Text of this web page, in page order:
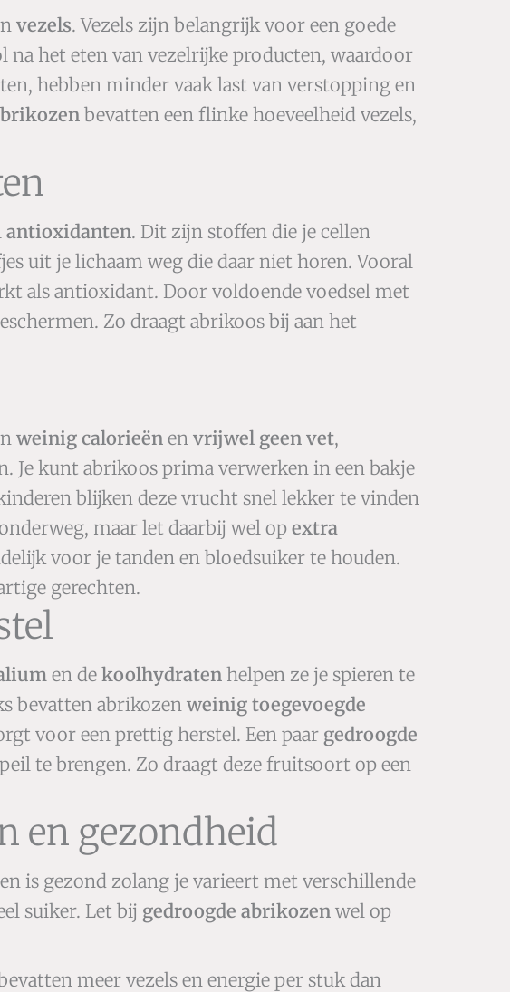
vezels. Vezels zijn belangrijk voor een goede
na het eten van vezelrijke producten, waardoor
hebben minder vaak last van verstopping en
bevatten een flinke hoeveelheid vezels,
antioxidanten. Dit zijn stoffen die je cellen
uit je lichaam weg die daar niet horen. Vooral
als antioxidant. Door voldoende voedsel met
Zo draagt abrikoos bij aan het
weinig calorieën en vrijwel geen vet,
Je kunt abrikoos prima verwerken in een bakje
blijken deze vrucht snel lekker te vinden
maar let daarbij wel op extra
voor je tanden en bloedsuiker te houden.
gerechten.
en de koolhydraten helpen ze je spieren te
bevatten abrikozen weinig toegevoegde
voor een prettig herstel. Een paar gedroogde
te brengen. Zo draagt deze fruitsoort op een
en gezondheid
is gezond zolang je varieert met verschillende
suiker. Let bij gedroogde abrikozen wel op
meer vezels en energie per stuk dan